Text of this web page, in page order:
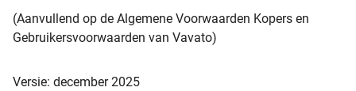
(Aanvullend op de Algemene Voorwaarden Kopers en
Gebruikersvoorwaarden van Vavato)
Versie: december 2025